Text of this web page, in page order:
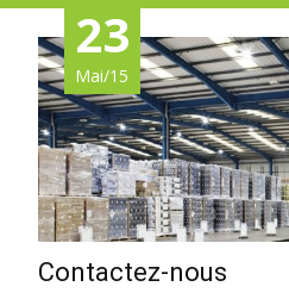
23
Mai/15
Contactez-nous